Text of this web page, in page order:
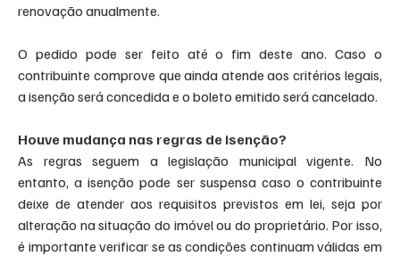
renovação anualmente.
O pedido pode ser feito até o fim deste ano. Caso o
contribuinte comprove que ainda atende aos critérios legais,
a isenção será concedida e o boleto emitido será cancelado.
Houve mudança nas regras de isenção?
As regras seguem a legislação municipal vigente. No
entanto, a isenção pode ser suspensa caso o contribuinte
deixe de atender aos requisitos previstos em lei, seja por
alteração na situação do imóvel ou do proprietário. Por isso,
é importante verificar se as condições continuam válidas em